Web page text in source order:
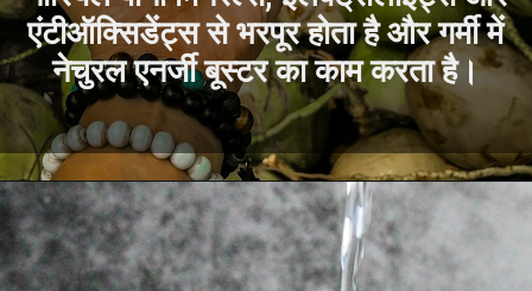
एंटीऑक्सिडेंट्स से भरपूर होता है और गर्मी में
नेचुरल एनर्जी बूस्टर का काम करता है।